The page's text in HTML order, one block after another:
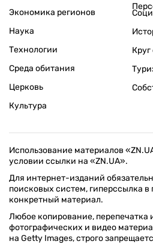
Экономика регионов
Наука
Технологии
Среда обитания
Церковь
Культура
Использование материалов
условии ссылки на «ZN.UA».
Для интернет-изданий
поисковых систем, гиперссылка в
конкретный материал.
Любое копирование, перепечатка
фотографических и видео
на Getty Images, строго